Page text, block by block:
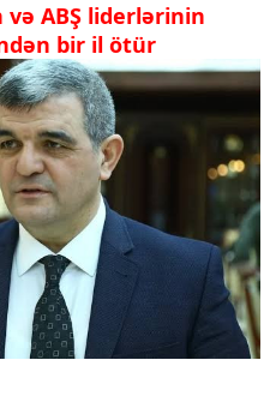
ABŞ liderlərinin
bir il ötür